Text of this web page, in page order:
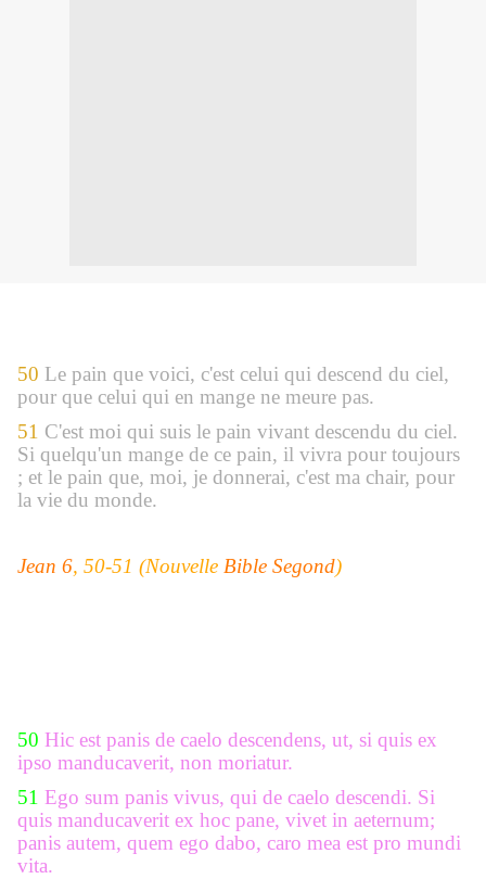
50 Le pain que voici, c'est celui qui descend du ciel,
pour que celui qui en mange ne meure pas.
51 C'est moi qui suis le pain vivant descendu du ciel.
Si quelqu'un mange de ce pain, il vivra pour toujours
; et le pain que, moi, je donnerai, c'est ma chair, pour
la vie du monde.
Jean 6, 50-51 (Nouvelle Bible Segond)
50 Hic est panis de caelo descendens, ut, si quis ex
ipso manducaverit, non moriatur.
51 Ego sum panis vivus, qui de caelo descendi. Si
quis manducaverit ex hoc pane, vivet in aeternum;
panis autem, quem ego dabo, caro mea est pro mundi
vita.